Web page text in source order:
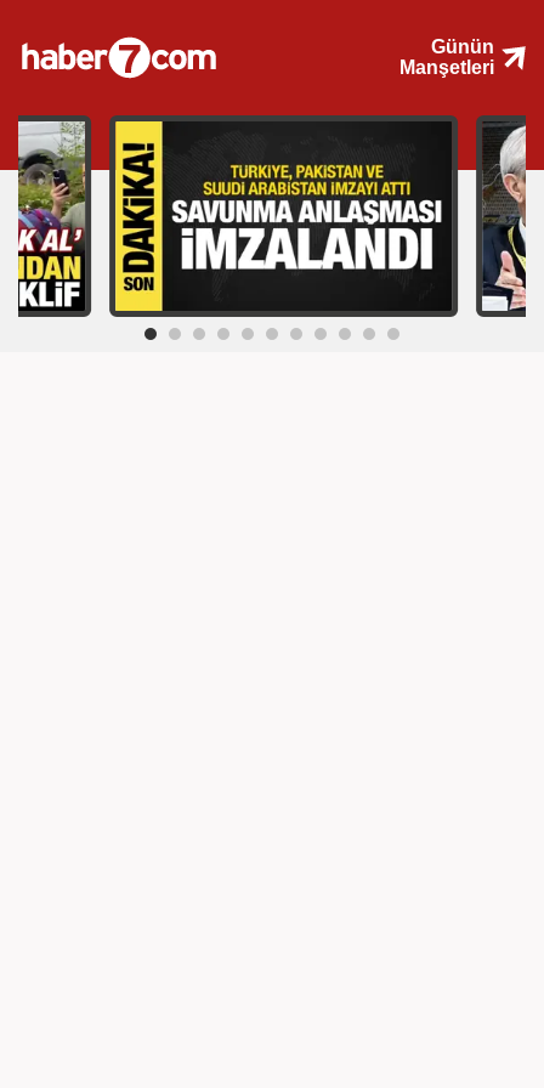
Günün
Manşetleri